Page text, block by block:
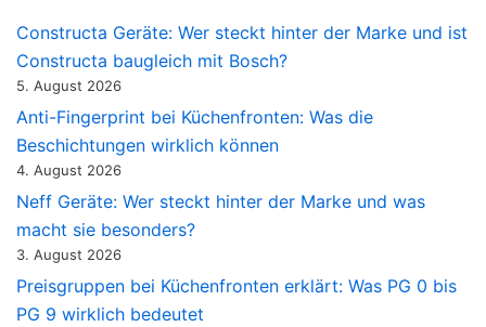
Constructa Geräte: Wer steckt hinter der Marke und ist
Constructa baugleich mit Bosch?
5. August 2026
Anti-Fingerprint bei Küchenfronten: Was die
Beschichtungen wirklich können
4. August 2026
Neff Geräte: Wer steckt hinter der Marke und was
macht sie besonders?
3. August 2026
Preisgruppen bei Küchenfronten erklärt: Was PG 0 bis
PG 9 wirklich bedeutet